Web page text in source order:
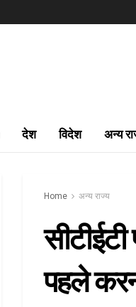
देश विदेश अन्य
Home अन्य राज्य
पहले